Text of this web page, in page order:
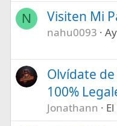
N Visiten Mi
nahu0093
Olvídate de
100%
Jonathann